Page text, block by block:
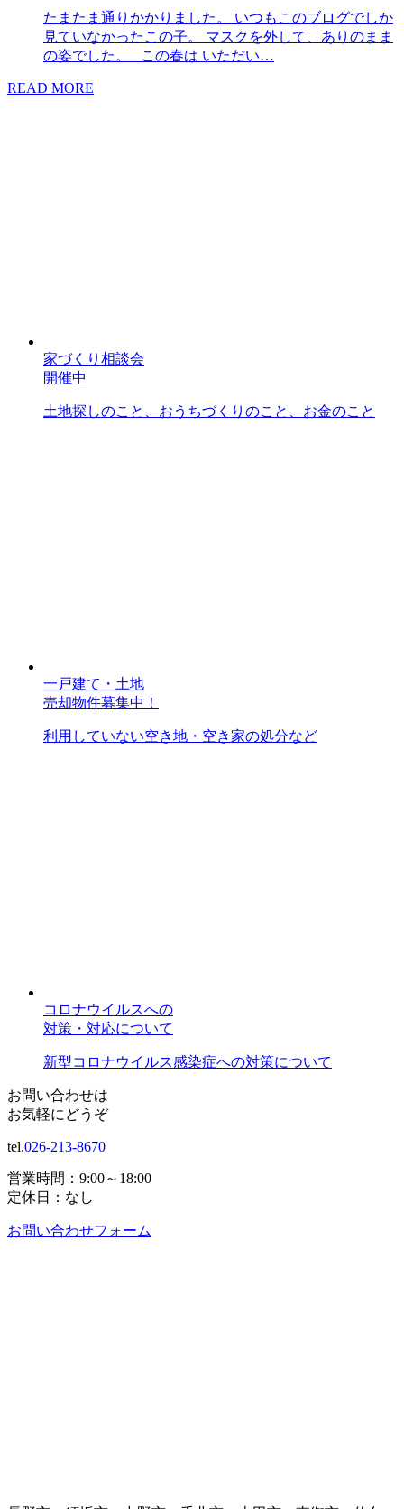
たまたま通りかかりました。 いつもこのブログでしか
見ていなかったこの子。 マスクを外して、ありのまま
の姿でした。 この春は いただい…
READ MORE
家づくり相談会
開催中
土地探しのこと、おうちづくりのこと、お金のこと
一戸建て・土地
売却物件募集中！
利用していない空き地・空き家の処分など
コロナウイルスへの
対策・対応について
新型コロナウイルス感染症への対策について
お問い合わせは
お気軽にどうぞ
tel.026-213-8670
営業時間：9:00～18:00
定休日：なし
お問い合わせフォーム